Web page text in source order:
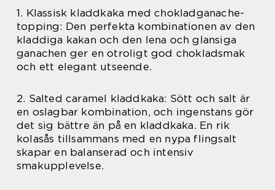
1. Klassisk kladdkaka med chokladganache-
topping: Den perfekta kombinationen av den
kladdiga kakan och den lena och glansiga
ganachen ger en otroligt god chokladsmak
och ett elegant utseende.
2. Salted caramel kladdkaka: Sött och salt är
en oslagbar kombination, och ingenstans gör
det sig bättre än på en kladdkaka. En rik
kolasås tillsammans med en nypa flingsalt
skapar en balanserad och intensiv
smakupplevelse.